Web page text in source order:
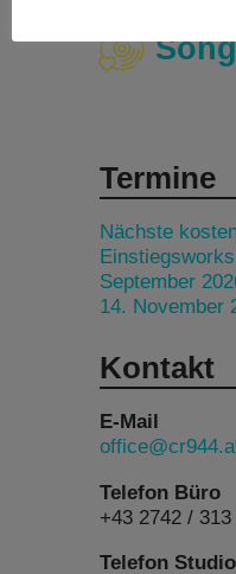
Termine
Nächste
September
14. November
Kontakt
E-Mail
Telefon Büro
+43 2742 /
Telefon Studio